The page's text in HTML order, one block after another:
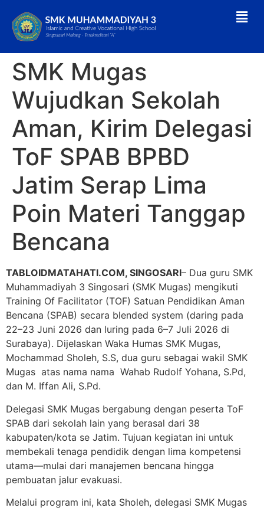
SMK Mugas
Wujudkan Sekolah
Aman, Kirim Delegasi
ToF SPAB BPBD
Jatim Serap Lima
Poin Materi Tanggap
Bencana
TABLOIDMATAHATI.COM, SINGOSARI– Dua guru SMK
Muhammadiyah 3 Singosari (SMK Mugas) mengikuti
Training Of Facilitator (TOF) Satuan Pendidikan Aman
Bencana (SPAB) secara blended system (daring pada
22–23 Juni 2026 dan luring pada 6–7 Juli 2026 di
Surabaya). Dijelaskan Waka Humas SMK Mugas,
Mochammad Sholeh, S.S, dua guru sebagai wakil SMK
Mugas atas nama nama Wahab Rudolf Yohana, S.Pd,
dan M. Iffan Ali, S.Pd.
Delegasi SMK Mugas bergabung dengan peserta ToF
SPAB dari sekolah lain yang berasal dari 38
kabupaten/kota se Jatim. Tujuan kegiatan ini untuk
membekali tenaga pendidik dengan lima kompetensi
utama—mulai dari manajemen bencana hingga
pembuatan jalur evakuasi.
Melalui program ini, kata Sholeh, delegasi SMK Mugas